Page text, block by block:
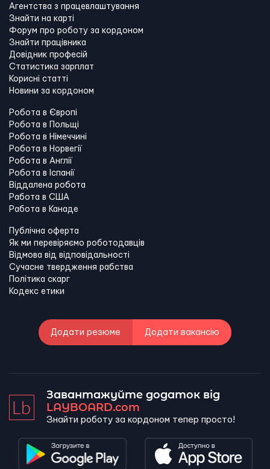
Агентства з працевлаштування
Знайти на карті
Форум про роботу за кордоном
Знайти працівника
Довідник професій
Статистика зарплат
Корисні статті
Новини за кордоном
Робота в Європі
Робота в Польщі
Робота в Німеччині
Робота в Норвегії
Робота в Англії
Робота в Іспанії
Віддалена робота
Работа в США
Работа в Канадe
Публічна оферта
Як ми перевіряємо роботодавців
Відмова від відповідальності
Сучасне твердження рабства
Політика скарг
Кодекс етики
Додати резюме Додати вакансію
Завантажуйте додаток від
LAYBOARD.com
Знайти роботу за кордоном тепер просто!